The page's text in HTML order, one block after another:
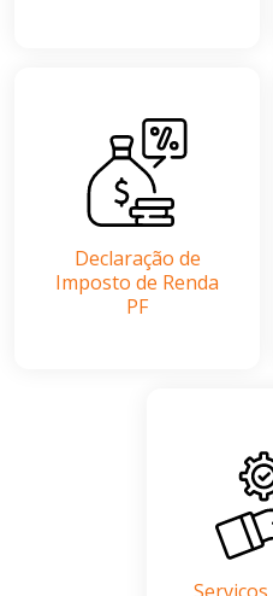
Declaração de
Imposto de Renda
PF